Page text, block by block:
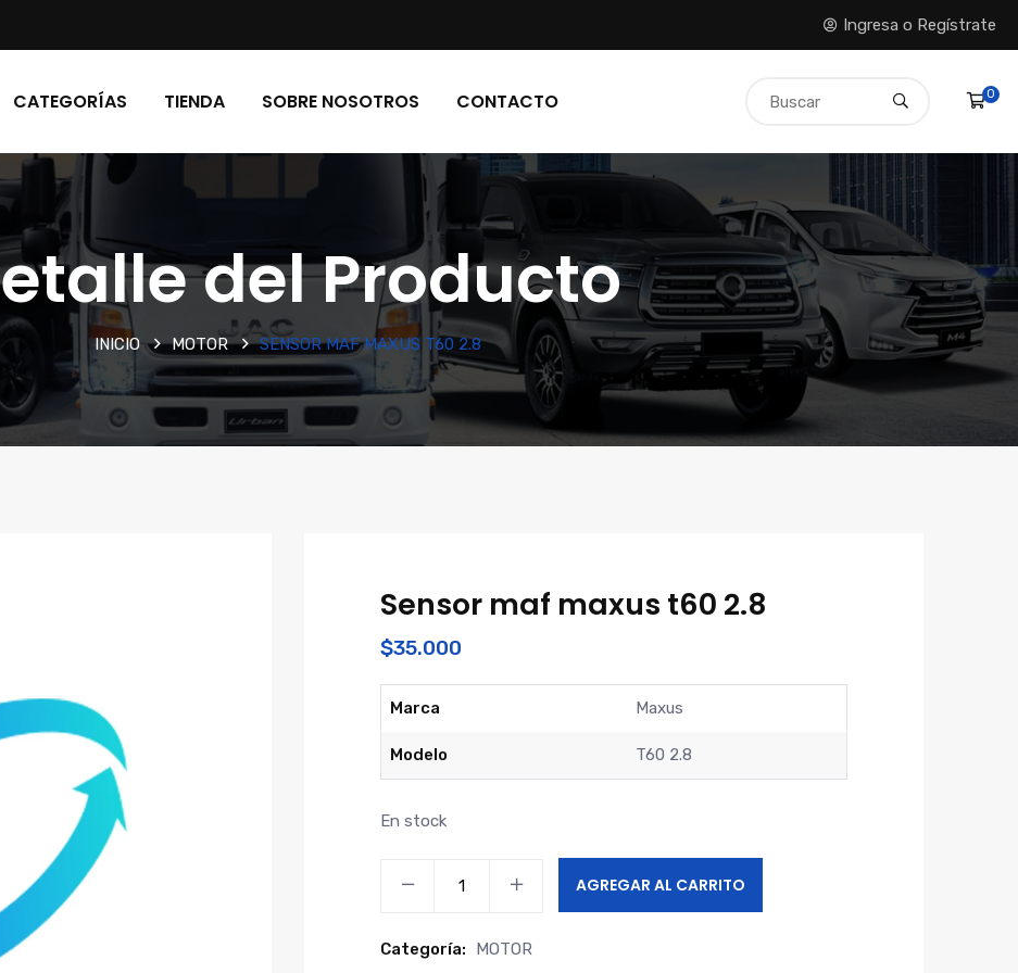
Ingresa o Regístrate
CATEGORÍAS TIENDA SOBRE NOSOTROS CONTACTO 0
del Producto
INICIO MOTOR SENSOR MAF MAXUS T60 2.8
Sensor maf maxus t60 2.8
$35.000
Marca Maxus
Modelo T60 2.8
En stock
t60
AGREGAR AL CARRITO
Categoría: MOTOR